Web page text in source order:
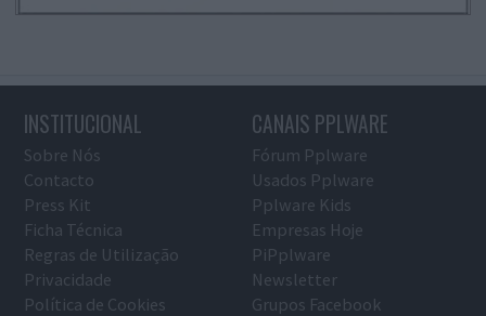
INSTITUCIONAL
Sobre Nós
Contacto
Press Kit
Ficha Técnica
Regras de Utilização
Privacidade
Política de Cookies
CANAIS PPLWARE
Fórum Pplware
Usados Pplware
Pplware Kids
Empresas Hoje
PiPplware
Newsletter
Grupos Facebook